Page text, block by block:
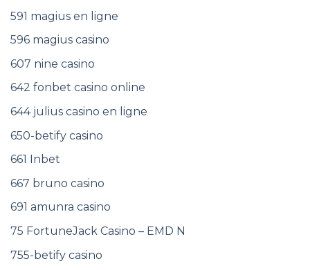
591 magius en ligne
596 magius casino
607 nine casino
642 fonbet casino online
644 julius casino en ligne
650-betify casino
661 Inbet
667 bruno casino
691 amunra casino
75 FortuneJack Casino – EMD N
755-betify casino